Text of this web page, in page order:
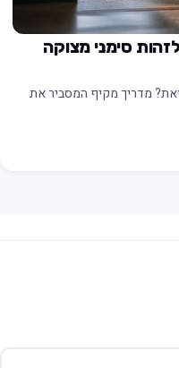
סימני מצוקה
מדריך מקיף המסביר את